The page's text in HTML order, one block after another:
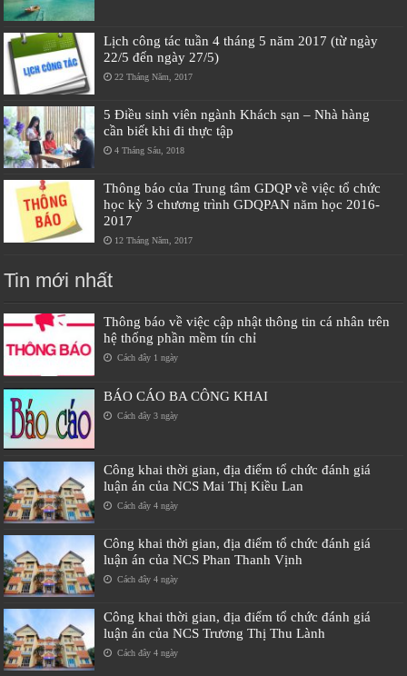
Lịch công tác tuần 4 tháng 5 năm 2017 (từ ngày
22/5 đến ngày 27/5)
22 Tháng Năm, 2017
5 Điều sinh viên ngành Khách sạn – Nhà hàng
cần biết khi đi thực tập
4 Tháng Sáu, 2018
Thông báo của Trung tâm GDQP về việc tổ chức
học kỳ 3 chương trình GDQPAN năm học 2016-
2017
12 Tháng Năm, 2017
Tin mới nhất
Thông báo về việc cập nhật thông tin cá nhân trên
hệ thống phần mềm tín chỉ
Cách đây 1 ngày
BÁO CÁO BA CÔNG KHAI
Cách đây 3 ngày
Công khai thời gian, địa điểm tổ chức đánh giá
luận án của NCS Mai Thị Kiều Lan
Cách đây 4 ngày
Công khai thời gian, địa điểm tổ chức đánh giá
luận án của NCS Phan Thanh Vịnh
Cách đây 4 ngày
Công khai thời gian, địa điểm tổ chức đánh giá
luận án của NCS Trương Thị Thu Lành
Cách đây 4 ngày